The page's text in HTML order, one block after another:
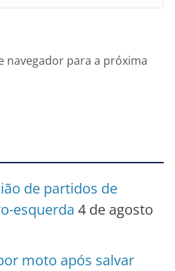
navegador para a próxima
de partidos de
esquerda 4 de agosto
moto após salvar